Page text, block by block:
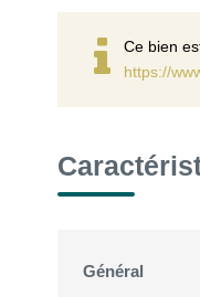
Ce bien
https://
Général